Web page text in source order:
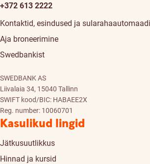
+372 613 2222
Kontaktid, esindused ja
Aja broneerimine
Swedbankist
SWEDBANK AS
Liivalaia 34, 15040 Tallinn
SWIFT kood/BIC: HABAEE2X
Reg. number: 10060701
Kasulikud lingid
Jätkusuutlikkus
Hinnad ja kursid